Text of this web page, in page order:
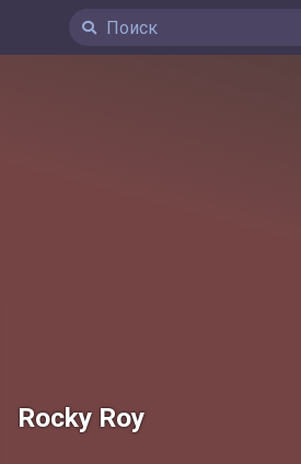
Rocky Roy